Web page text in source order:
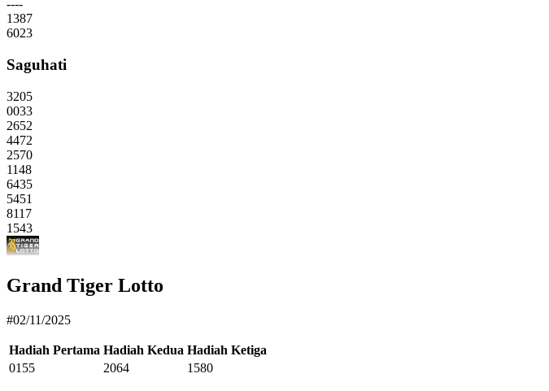
----
1387
6023
Saguhati
3205
0033
2652
4472
2570
1148
6435
5451
8117
1543
Grand Tiger Lotto
#02/11/2025
Hadiah Pertama Hadiah Kedua Hadiah Ketiga
0155
2064 1580